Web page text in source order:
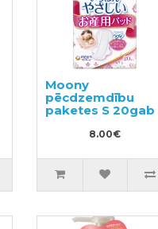
Moony
pēcdzemdību
paketes S 20gab
8.00€